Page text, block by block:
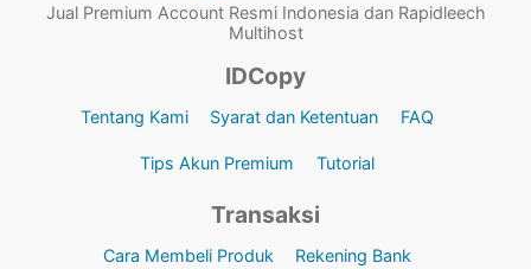
Jual Premium Account Resmi Indonesia dan Rapidleech
Multihost
IDCopy
Tentang Kami Syarat dan Ketentuan FAQ
Tips Akun Premium Tutorial
Transaksi
Cara Membeli Produk Rekening Bank